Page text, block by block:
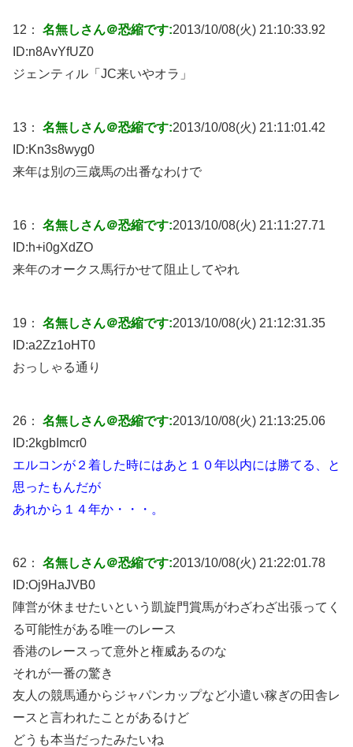
12： 名無しさん＠恐縮です:2013/10/08(火) 21:10:33.92
ID:n8AvYfUZ0
ジェンティル「JC来いやオラ」
13： 名無しさん＠恐縮です:2013/10/08(火) 21:11:01.42
ID:Kn3s8wyg0
来年は別の三歳馬の出番なわけで
16： 名無しさん＠恐縮です:2013/10/08(火) 21:11:27.71
ID:h+i0gXdZO
来年のオークス馬行かせて阻止してやれ
19： 名無しさん＠恐縮です:2013/10/08(火) 21:12:31.35
ID:a2Zz1oHT0
おっしゃる通り
26： 名無しさん＠恐縮です:2013/10/08(火) 21:13:25.06
ID:2kgbImcr0
エルコンが２着した時にはあと１０年以内には勝てる、と
思ったもんだが
あれから１４年か・・・。
62： 名無しさん＠恐縮です:2013/10/08(火) 21:22:01.78
ID:Oj9HaJVB0
陣営が休ませたいという凱旋門賞馬がわざわざ出張ってく
る可能性がある唯一のレース
香港のレースって意外と権威あるのな
それが一番の驚き
友人の競馬通からジャパンカップなど小遣い稼ぎの田舎レ
ースと言われたことがあるけど
どうも本当だったみたいね